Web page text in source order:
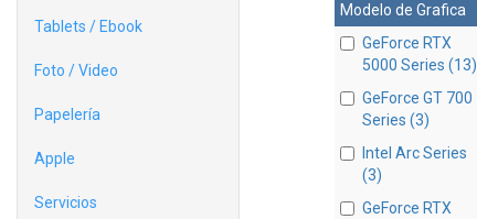
Tablets / Ebook
Foto / Video
Papelería
Apple
Servicios
Modelo de Grafica
GeForce RTX
5000 Series (13)
GeForce GT 700
Series (3)
Intel Arc Series
(3)
GeForce RTX